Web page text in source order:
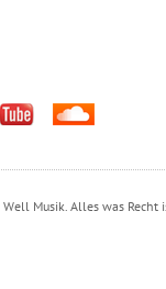
Musik. Alles was Recht